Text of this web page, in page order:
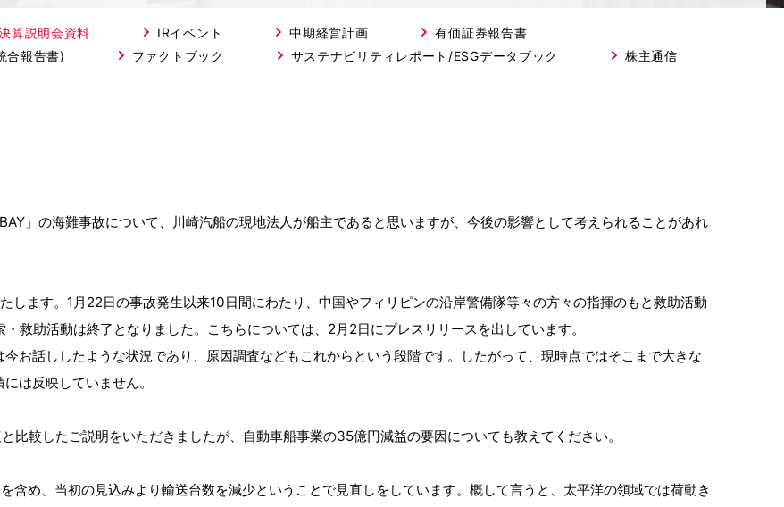
算説明会資料 IRイベント 中期経営計画
有価証券報告書
合報告書)
ファクトブック サステナビリティレポート/ESGデータブック
株主通信
」の海難事故について、川崎汽船の現地法人が船主であると思いますが、今後の影響として考えられることがあれ
します。1月22日の事故発生以来10日間にわたり、中国やフィリピンの沿岸警備隊等々の方々の指揮のもと救助活動
救助活動は終了となりました。こちらについては、2月2日にプレスリリースを出しています。
お話ししたような状況であり、原因調査などもこれからという段階です。したがって、現時点ではそこまで大きな
は反映していません。
比較したご説明をいただきましたが、自動車船事業の35億円減益の要因についても教えてください。
含め、当初の見込みより輸送台数を減少ということで見直しをしています。概して言うと、太平洋の領域では荷動き